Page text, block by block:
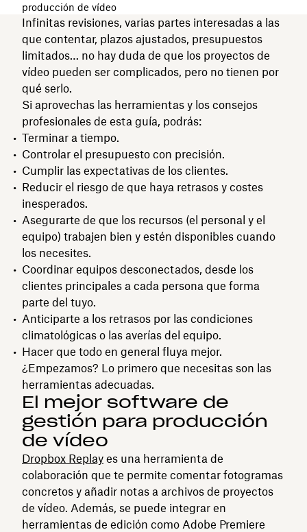
producción de vídeo
Infinitas revisiones, varias partes interesadas a las
que contentar, plazos ajustados, presupuestos
limitados… no hay duda de que los proyectos de
vídeo pueden ser complicados, pero no tienen por
qué serlo.
Si aprovechas las herramientas y los consejos
profesionales de esta guía, podrás:
Terminar a tiempo.
Controlar el presupuesto con precisión.
Cumplir las expectativas de los clientes.
Reducir el riesgo de que haya retrasos y costes
inesperados.
Asegurarte de que los recursos (el personal y el
equipo) trabajen bien y estén disponibles cuando
los necesites.
Coordinar equipos desconectados, desde los
clientes principales a cada persona que forma
parte del tuyo.
Anticiparte a los retrasos por las condiciones
climatológicas o las averías del equipo.
Hacer que todo en general fluya mejor.
¿Empezamos? Lo primero que necesitas son las
herramientas adecuadas.
El mejor software de
gestión para producción
de vídeo
Dropbox Replay es una herramienta de
colaboración que te permite comentar fotogramas
concretos y añadir notas a archivos de proyectos
de vídeo. Además, se puede integrar en
herramientas de edición como Adobe Premiere